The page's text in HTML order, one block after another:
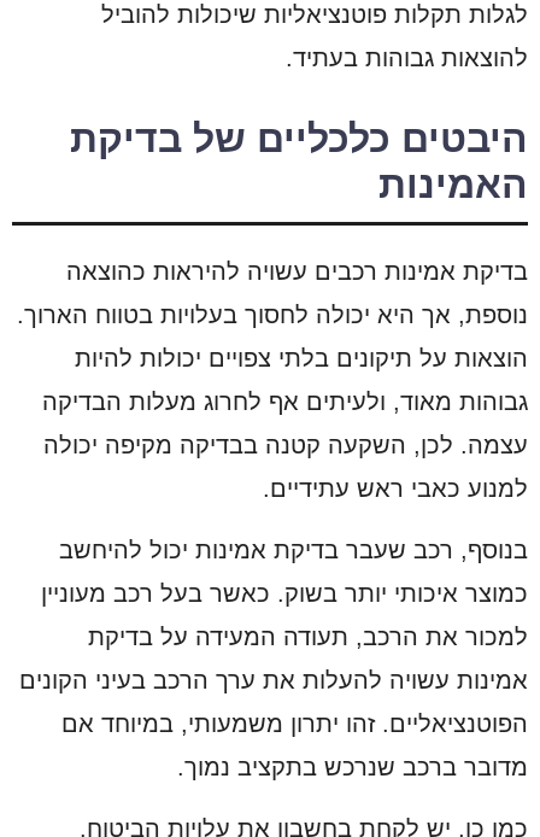
לגלות תקלות פוטנציאליות שיכולות להוביל
להוצאות גבוהות בעתיד.
היבטים כלכליים של בדיקת
האמינות
בדיקת אמינות רכבים עשויה להיראות כהוצאה
נוספת, אך היא יכולה לחסוך בעלויות בטווח הארוך.
הוצאות על תיקונים בלתי צפויים יכולות להיות
גבוהות מאוד, ולעיתים אף לחרוג מעלות הבדיקה
עצמה. לכן, השקעה קטנה בבדיקה מקיפה יכולה
למנוע כאבי ראש עתידיים.
בנוסף, רכב שעבר בדיקת אמינות יכול להיחשב
כמוצר איכותי יותר בשוק. כאשר בעל רכב מעוניין
למכור את הרכב, תעודה המעידה על בדיקת
אמינות עשויה להעלות את ערך הרכב בעיני הקונים
הפוטנציאליים. זהו יתרון משמעותי, במיוחד אם
מדובר ברכב שנרכש בתקציב נמוך.
כמו כן, יש לקחת בחשבון את עלויות הביטוח.